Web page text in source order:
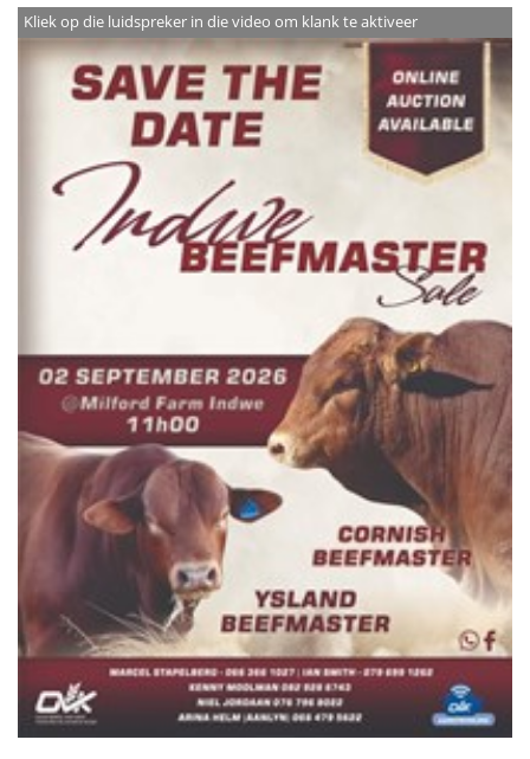
Kliek op die luidspreker in die video om klank te aktiveer